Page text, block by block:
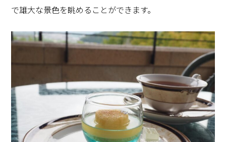
で雄大な景色を眺めることができます。